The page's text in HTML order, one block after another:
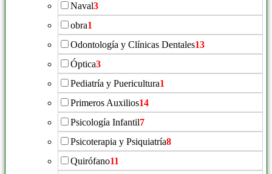
Naval3
obra1
Odontología y Clínicas Dentales13
Óptica3
Pediatría y Puericultura1
Primeros Auxilios14
Psicología Infantil7
Psicoterapia y Psiquiatría8
Quirófano11